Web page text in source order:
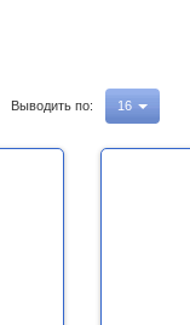
Выводить по: 16